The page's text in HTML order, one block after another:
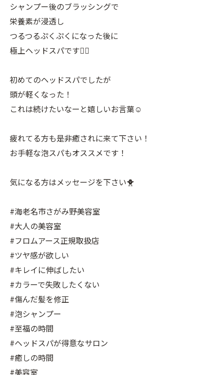
シャンプー後のブラッシングで
栄養素が浸透し
つるつるぷくぷくになった後に
極上ヘッドスパです💆‍♀️
初めてのヘッドスパでしたが
頭が軽くなった！
これは続けたいなーと嬉しいお言葉☺️
疲れてる方も是非癒されに来て下さい！
お手軽な泡スパもオススメです！
気になる方はメッセージを下さい🐥
#海老名市さがみ野美容室
#大人の美容室
#フロムアース正規取扱店
#ツヤ感が欲しい
#キレイに伸ばしたい
#カラーで失敗したくない
#傷んだ髪を修正
#泡シャンプー
#至福の時間
#ヘッドスパが得意なサロン
#癒しの時間
#美容室